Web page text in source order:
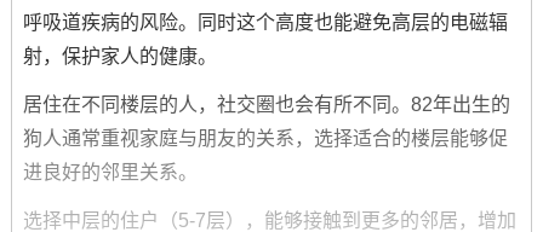
呼吸道疾病的风险。同时这个高度也能避免高层的电磁辐
射，保护家人的健康。
居住在不同楼层的人，社交圈也会有所不同。82年出生的
狗人通常重视家庭与朋友的关系，选择适合的楼层能够促
进良好的邻里关系。
选择中层的住户（5-7层），能够接触到更多的邻居，增加